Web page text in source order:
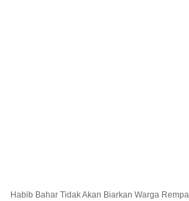
Habib Bahar Tidak Akan Biarkan Warga